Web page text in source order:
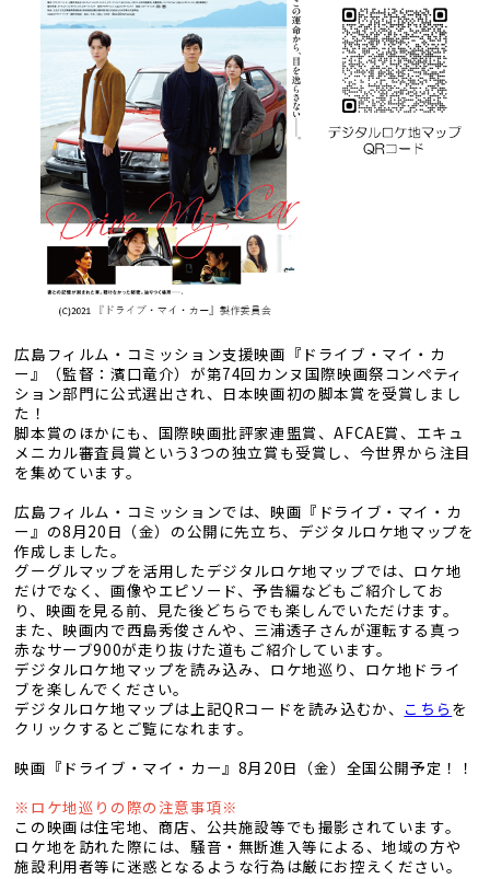
広島フィルム・コミッション支援映画『ドライブ・マイ・カ
ー』（監督：濱口竜介）が第74回カンヌ国際映画祭コンペティ
ション部門に公式選出され、日本映画初の脚本賞を受賞しまし
た！
脚本賞のほかにも、国際映画批評家連盟賞、AFCAE賞、エキュ
メニカル審査員賞という3つの独立賞も受賞し、今世界から注目
を集めています。
広島フィルム・コミッションでは、映画『ドライブ・マイ・カ
ー』の8月20日（金）の公開に先立ち、デジタルロケ地マップを
作成しました。
グーグルマップを活用したデジタルロケ地マップでは、ロケ地
だけでなく、画像やエピソード、予告編などもご紹介してお
り、映画を見る前、見た後どちらでも楽しんでいただけます。
また、映画内で西島秀俊さんや、三浦透子さんが運転する真っ
赤なサーブ900が走り抜けた道もご紹介しています。
デジタルロケ地マップを読み込み、ロケ地巡り、ロケ地ドライ
ブを楽しんでください。
デジタルロケ地マップは上記QRコードを読み込むか、 こちら を
クリックするとご覧になれます。
映画『ドライブ・マイ・カー』8月20日（金）全国公開予定！！
※ロケ地巡りの際の注意事項※
この映画は住宅地、商店、公共施設等でも撮影されています。
ロケ地を訪れた際には、騒音・無断進入等による、地域の方や
施設利用者等に迷惑となるような行為は厳にお控えください。